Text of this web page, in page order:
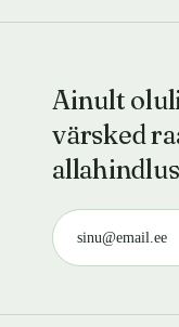
Ainult
värsked